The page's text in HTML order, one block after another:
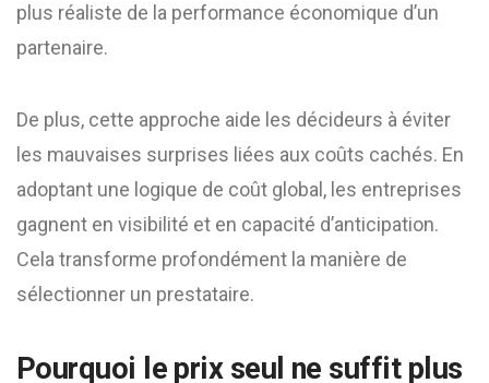
plus réaliste de la performance économique d’un
partenaire.
De plus, cette approche aide les décideurs à éviter
les mauvaises surprises liées aux coûts cachés. En
adoptant une logique de coût global, les entreprises
gagnent en visibilité et en capacité d’anticipation.
Cela transforme profondément la manière de
sélectionner un prestataire.
Pourquoi le prix seul ne suffit plus